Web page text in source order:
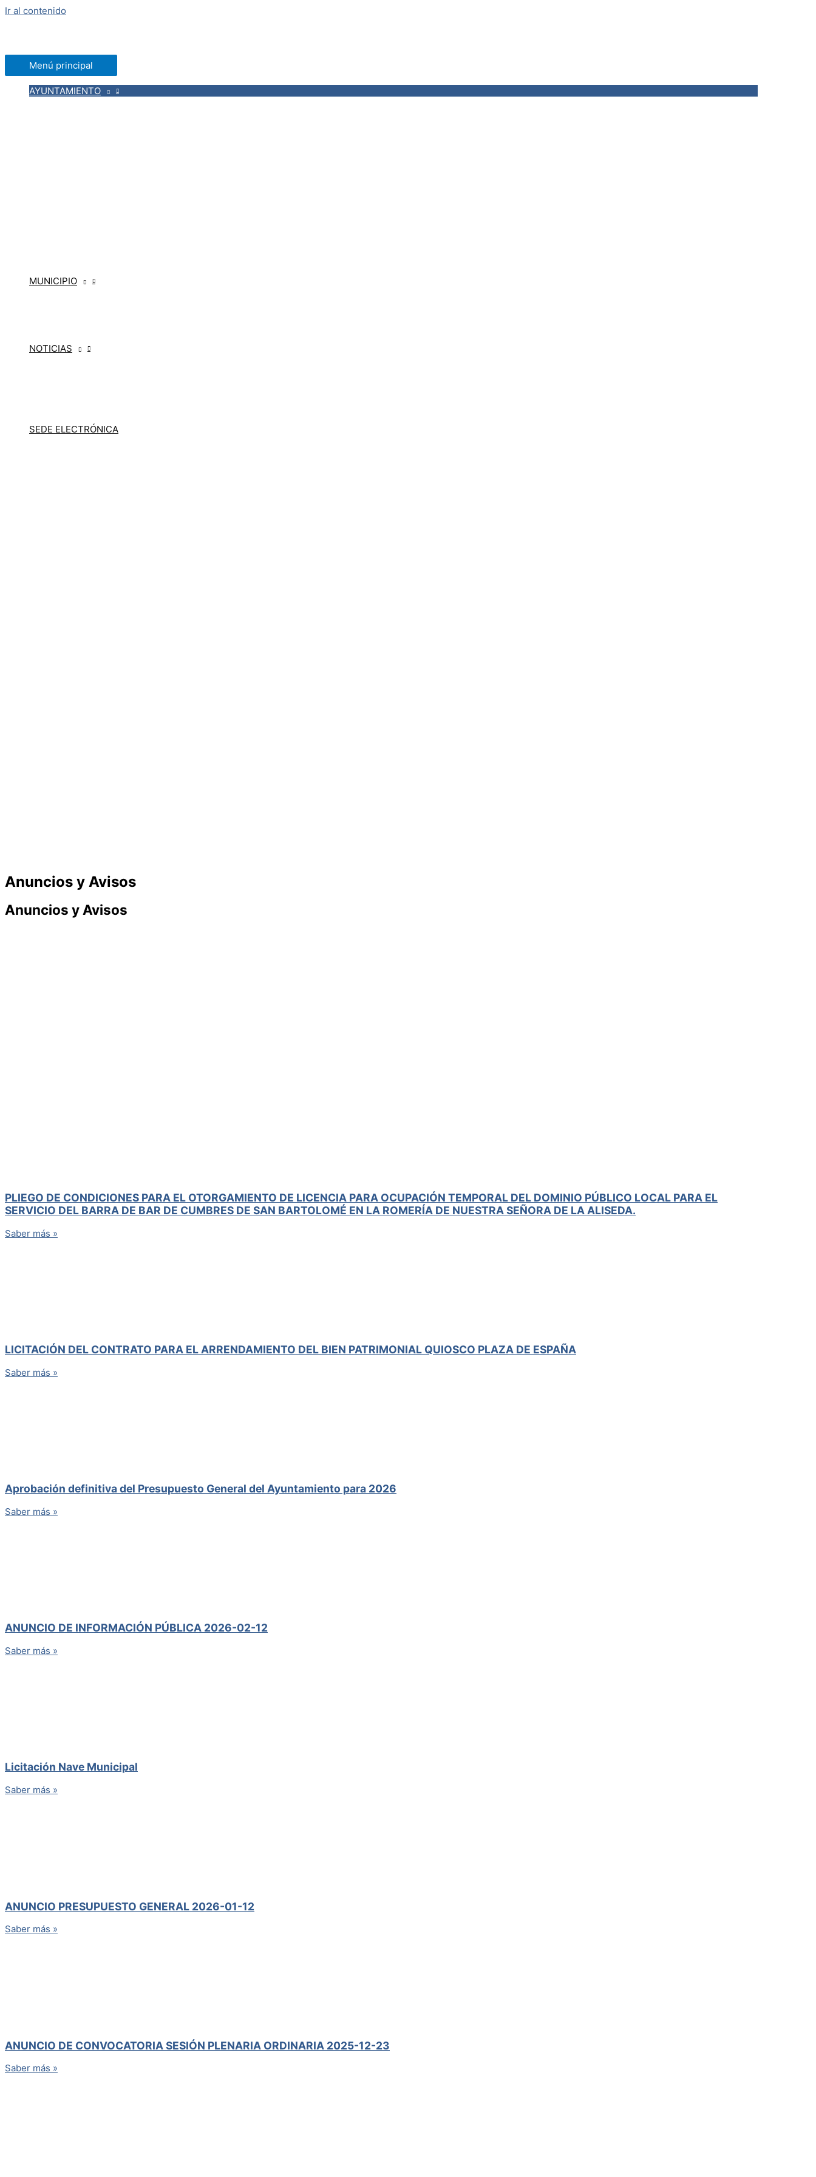
Ir al contenido
Menú principal
AYUNTAMIENTO
MUNICIPIO
NOTICIAS
SEDE ELECTRÓNICA
Anuncios y Avisos
Anuncios y Avisos
PLIEGO DE CONDICIONES PARA EL OTORGAMIENTO DE LICENCIA PARA OCUPACIÓN TEMPORAL DEL DOMINIO PÚBLICO LOCAL PARA EL
SERVICIO DEL BARRA DE BAR DE CUMBRES DE SAN BARTOLOMÉ EN LA ROMERÍA DE NUESTRA SEÑORA DE LA ALISEDA.
Saber más »
LICITACIÓN DEL CONTRATO PARA EL ARRENDAMIENTO DEL BIEN PATRIMONIAL QUIOSCO PLAZA DE ESPAÑA
Saber más »
Aprobación definitiva del Presupuesto General del Ayuntamiento para 2026
Saber más »
ANUNCIO DE INFORMACIÓN PÚBLICA 2026-02-12
Saber más »
Licitación Nave Municipal
Saber más »
ANUNCIO PRESUPUESTO GENERAL 2026-01-12
Saber más »
ANUNCIO DE CONVOCATORIA SESIÓN PLENARIA ORDINARIA 2025-12-23
Saber más »